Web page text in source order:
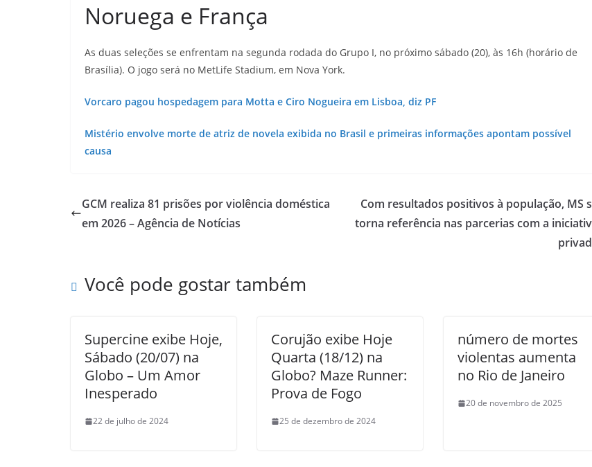
Noruega e França
As duas seleções se enfrentam na segunda rodada do Grupo I, no próximo sábado (20), às 16h (horário de
Brasília). O jogo será no MetLife Stadium, em Nova York.
Vorcaro pagou hospedagem para Motta e Ciro Nogueira em Lisboa, diz PF
Mistério envolve morte de atriz de novela exibida no Brasil e primeiras informações apontam possível
causa
GCM realiza 81 prisões por violência doméstica
em 2026 – Agência de Notícias
Com resultados positivos à população, MS
torna referência nas parcerias com a
Você pode gostar também
Supercine exibe Hoje,
Sábado (20/07) na
Globo – Um Amor
Inesperado
22 de julho de 2024
Corujão exibe Hoje
Quarta (18/12) na
Globo? Maze Runner:
Prova de Fogo
25 de dezembro de 2024
número de mortes
violentas aumenta
no Rio de Janeiro
20 de novembro de 2025